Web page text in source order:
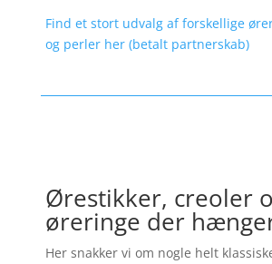
Find et stort udvalg af forskellige
og perler her (betalt partnerskab)
Ørestikker, creoler
øreringe der
Her snakker vi om nogle helt